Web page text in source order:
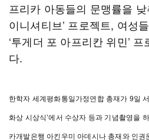
프리카 아동들의 문맹률을
이니셔티브’ 프로젝트, 여성
‘투게더 포 아프리칸 위민’
다.
한학자 세계평화통일가정연합 총재가 9일
화상 시상식’에서 수상자 등과 기념촬영을
카개발은행 아킨우미 아데시나 총재와 인